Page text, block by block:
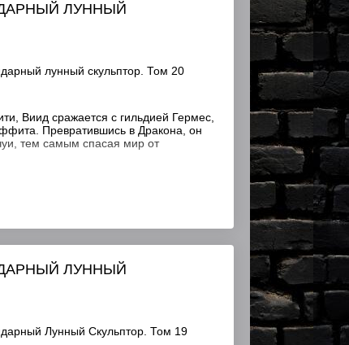
ЛУННЫЙ
лунный скульптор. Том 20
Виид сражается с гильдией Гермес,
Превратившись в Дракона, он
тем самым спасая мир от
ЛУННЫЙ
Лунный Скульптор. Том 19